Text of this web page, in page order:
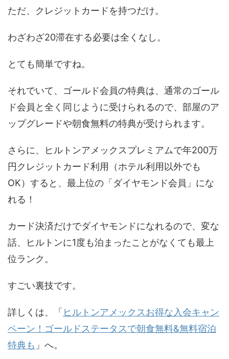
ただ、クレジットカードを持つだけ。
わざわざ20滞在する必要は全くなし。
とても簡単ですね。
それでいて、ゴールド会員の特典は、通常のゴール
ド会員と全く同じように受けられるので、部屋のア
ップグレードや朝食無料の特典が受けられます。
さらに、ヒルトンアメックスプレミアムで年200万
円クレジットカード利用（ホテル利用以外でも
OK）すると、最上位の「ダイヤモンド会員」にな
れる！
カード決済だけでダイヤモンドになれるので、変な
話、ヒルトンに1度も泊まったことがなくても最上
位ランク。
すごい裏技です。
詳しくは、「ヒルトンアメックスお得な入会キャン
ペーン！ゴールドステータスで朝食無料&無料宿泊
特典も 」へ。